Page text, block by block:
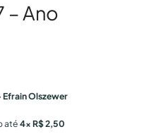
– Ano
Olszewer
até4x R$ 2,50